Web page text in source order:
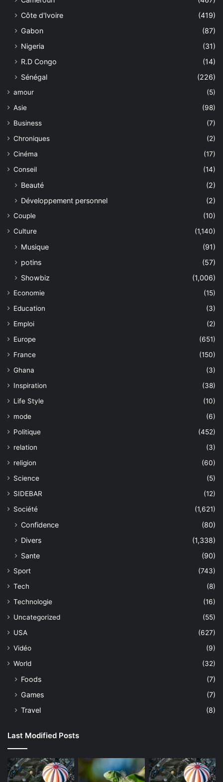
Côte d'Ivoire
(419)
Gabon
(87)
Nigeria
(31)
R.D Congo
(14)
Sénégal
(226)
amour
(5)
Asie
(98)
Business
(7)
Chroniques
(2)
Cinéma
(17)
Conseil
(14)
Beauté
(2)
Développement personnel
(2)
Couple
(10)
Culture
(1,140)
Musique
(91)
potins
(57)
Showbiz
(1,006)
Economie
(15)
Education
(3)
Emploi
(2)
Europe
(651)
France
(150)
Ghana
(3)
Inspiration
(38)
Life Style
(10)
mode
(6)
Politique
(452)
relation
(3)
religion
(60)
Science
(5)
SIDEBAR
(12)
Société
(1,621)
Confidence
(80)
Divers
(1,338)
Sante
(90)
Sport
(743)
Tech
(8)
Technologie
(16)
Uncategorized
(55)
USA
(627)
Vidéo
(9)
World
(32)
Foods
(7)
Games
(7)
Travel
(8)
Last Modified Posts